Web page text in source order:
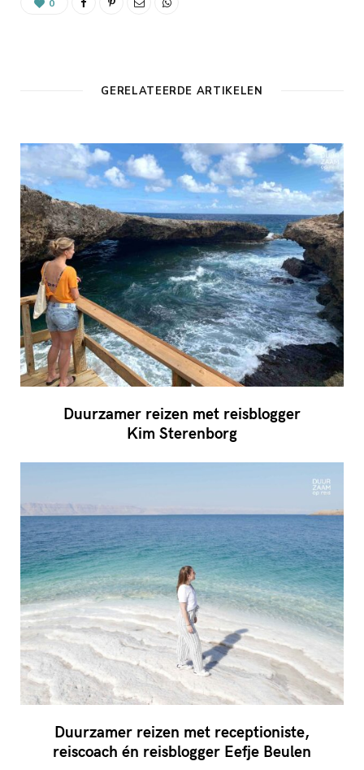
0
GERELATEERDE ARTIKELEN
Duurzamer reizen met reisblogger
Kim Sterenborg
Duurzamer reizen met receptioniste,
reiscoach én reisblogger Eefje Beulen